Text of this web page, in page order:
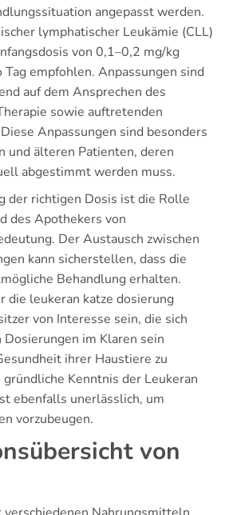
angepasst werden.
lymphatischer Leukämie (CLL)
von 0,1–0,2 mg/kg
empfohlen. Anpassungen sind
auf dem Ansprechen des
sowie auftretenden
Anpassungen sind besonders
und älteren Patienten, deren
abgestimmt werden muss.
der richtigen Dosis ist die Rolle
des Apothekers von
Der Austausch zwischen
kann sicherstellen, dass die
Behandlung erhalten.
die leukeran katze dosierung
von Interesse sein, die sich
im Klaren sein
ihrer Haustiere zu
Kenntnis der Leukeran
ebenfalls unerlässlich, um
vorzubeugen.
von